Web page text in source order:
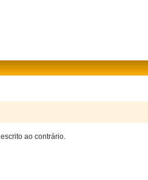
escrito ao contrário.